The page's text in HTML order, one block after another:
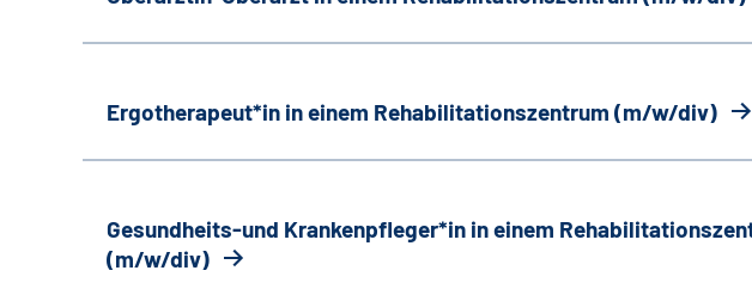
Ergotherapeut*in in einem Rehabilitationszentrum (m/w/div)
Gesundheits-und Krankenpfleger*in in einem
(m/w/div)